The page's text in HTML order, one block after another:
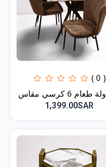
( 0 )
1,399.00SAR